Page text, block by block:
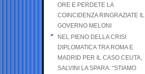
ORE E PERDETE LA
COINCIDENZA RINGRAZIATE IL
GOVERNO MELONI
NEL PIENO DELLA CRISI
DIPLOMATICA TRA ROMA E
MADRID PER IL CASO CEUTA,
SALVINI LA SPARA: “STIAMO